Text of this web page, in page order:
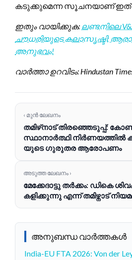
കടുക്കുമെന്ന സൂചനയാണ്
ഇതും വായിക്കുക: ലണ്ടനിലെ
ചൗധരിയുടെ കലാസൃഷ്ടി;
അനുഭവം!
വാർത്താ ഉറവിടം: Hindustan
‹ മുൻ ലേഖനം
തമിഴ്‌നാട് തിരഞ്ഞെടുപ്പ്:
സ്ഥാനാർത്ഥി നിർണയത്തിൽ
യുടെ ഗുരുതര ആരോപണം
അടുത്ത ലേഖനം ›
മേക്കേദാട്ടു തർക്കം: ഡികെ
കളിക്കുന്നു എന്ന് തമിഴ്നാട്
അനുബന്ധ വാർത്തകൾ
India-EU FTA 2026: Von der